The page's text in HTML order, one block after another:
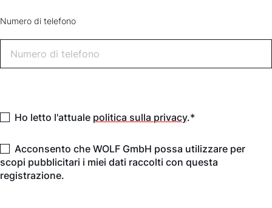
Numero di telefono
Ho letto l'attuale politica sulla privacy.*
Acconsento che WOLF GmbH possa utilizzare per
scopi pubblicitari i miei dati raccolti con questa
registrazione.